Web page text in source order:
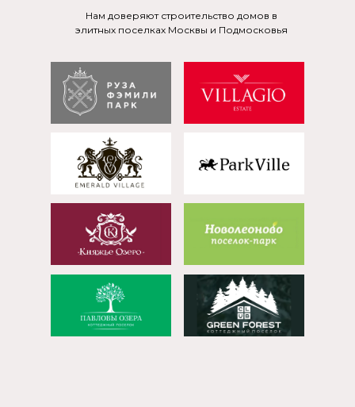
Нам доверяют строительство домов в
элитных поселках Москвы и Подмосковья